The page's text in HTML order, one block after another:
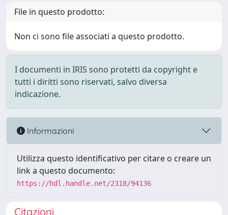
File in questo prodotto:
Non ci sono file associati a questo prodotto.
I documenti in IRIS sono protetti da copyright e
tutti i diritti sono riservati, salvo diversa
indicazione.
Informazioni
Utilizza questo identificativo per citare o creare un
link a questo documento:
https://hdl.handle.net/2318/94136
Citazioni